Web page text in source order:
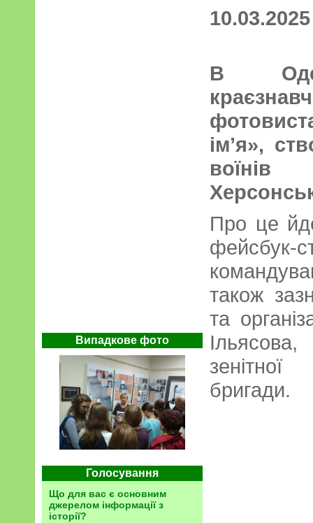
Випадкове фото
Голосування
Що для вас є основним
джерелом інформації з
історії?
В
імʼя»,
воїнів
Про це
фейсбук-
також
та
зенітної
бригади.